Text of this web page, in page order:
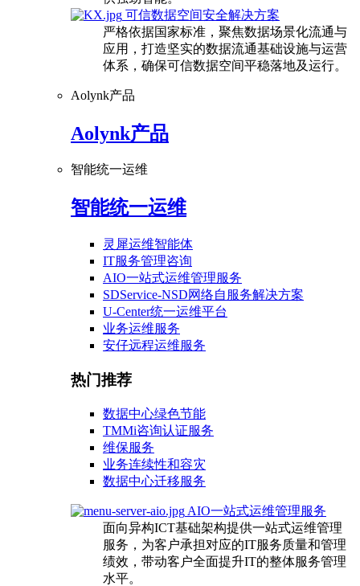
可信数据空间安全解决方案
严格依据国家标准，聚焦数据场景化流通与
应用，打造坚实的数据流通基础设施与运营
体系，确保可信数据空间平稳落地及运行。
Aolynk产品
Aolynk产品
智能统一运维
智能统一运维
灵犀运维智能体
IT服务管理咨询
AIO一站式运维管理服务
SDService-NSD网络自服务解决方案
U-Center统一运维平台
业务运维服务
安仔远程运维服务
热门推荐
数据中心绿色节能
TMMi咨询认证服务
维保服务
业务连续性和容灾
数据中心迁移服务
AIO一站式运维管理服务
面向异构ICT基础架构提供一站式运维管理
服务，为客户承担对应的IT服务质量和管理
绩效，带动客户全面提升IT的整体服务管理
水平。